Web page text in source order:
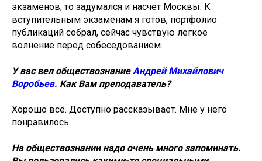
экзаменов, то задумался и насчет Москвы. К
вступительным экзаменам я готов, портфолио
публикаций собрал, сейчас чувствую легкое
волнение перед собеседованием.
У вас вел обществознание Андрей Михайлович
Воробьев. Как Вам преподаватель?
Хорошо всё. Доступно рассказывает. Мне у него
понравилось.
На обществознании надо очень много запоминать.